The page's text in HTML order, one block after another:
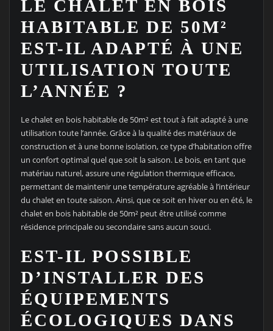
LE CHALET EN BOIS
HABITABLE DE 50M²
EST-IL ADAPTÉ À UNE
UTILISATION TOUTE
L’ANNÉE ?
Le chalet en bois habitable de 50m² est tout à fait adapté à une
utilisation toute l’année. Grâce à la qualité des matériaux de
construction et à une bonne isolation, ce type d’habitation offre
un confort optimal quel que soit la saison. Le bois, en tant que
matériau naturel, assure une régulation thermique efficace,
permettant de maintenir une température agréable à l’intérieur
du chalet en toute saison. Ainsi, que ce soit en hiver ou en été, le
chalet en bois habitable de 50m² peut être utilisé comme
résidence principale ou secondaire sans aucun souci.
EST-IL POSSIBLE
D’INSTALLER DES
ÉQUIPEMENTS
ÉCOLOGIQUES DANS